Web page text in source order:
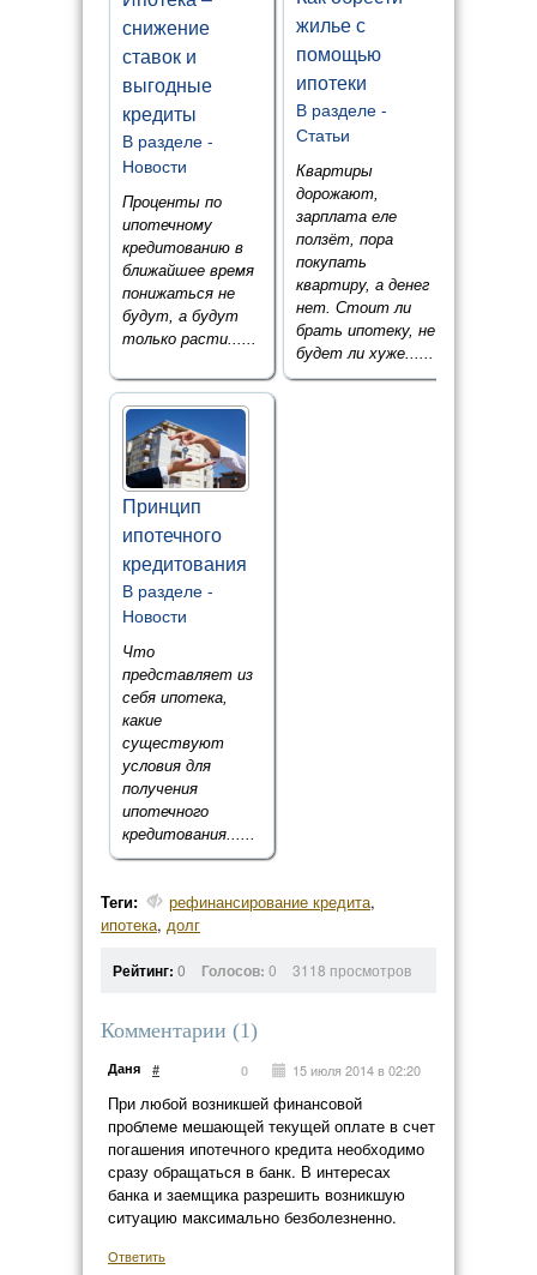
снижение
ставок и
выгодные
кредиты
В разделе -
Новости
Проценты по
ипотечному
кредитованию в
ближайшее время
понижаться не
будут, а будут
только расти......
жилье с
помощью
ипотеки
В разделе -
Статьи
Квартиры
дорожают,
зарплата еле
ползёт, пора
покупать
квартиру, а денег
нет. Стоит ли
брать ипотеку, не
будет ли хуже......
Принцип
ипотечного
кредитования
В разделе -
Новости
Что
представляет из
себя ипотека,
какие
существуют
условия для
получения
ипотечного
кредитования......
Теги: рефинансирование кредита,
ипотека, долг
Рейтинг: 0 Голосов: 0 3118 просмотров
Комментарии (1)
Даня # 15 июля 2014 в 02:20
0
При любой возникшей финансовой
проблеме мешающей текущей оплате в счет
погашения ипотечного кредита необходимо
сразу обращаться в банк. В интересах
банка и заемщика разрешить возникшую
ситуацию максимально безболезненно.
Ответить